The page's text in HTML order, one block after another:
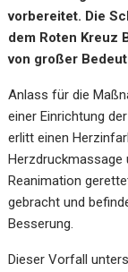
vorbereitet. Die
dem Roten Kreuz
von großer
Anlass für die
einer Einrichtung
erlitt einen
Herzdruckmassage
Reanimation
gebracht und
Besserung.
Dieser Vorfall